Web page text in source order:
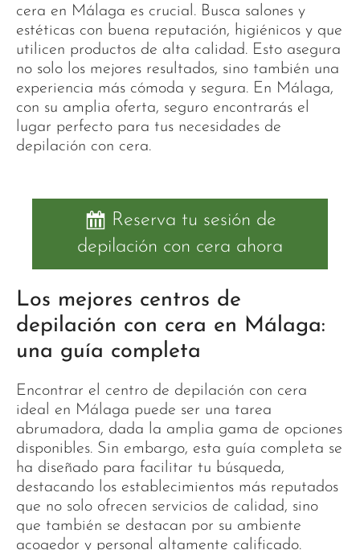
cera en Málaga es crucial. Busca salones y
estéticas con buena reputación, higiénicos y que
utilicen productos de alta calidad. Esto asegura
no solo los mejores resultados, sino también una
experiencia más cómoda y segura. En Málaga,
con su amplia oferta, seguro encontrarás el
lugar perfecto para tus necesidades de
depilación con cera.
Reserva tu sesión de
depilación con cera ahora
Los mejores centros de
depilación con cera en Málaga:
una guía completa
Encontrar el centro de depilación con cera
ideal en Málaga puede ser una tarea
abrumadora, dada la amplia gama de opciones
disponibles. Sin embargo, esta guía completa se
ha diseñado para facilitar tu búsqueda,
destacando los establecimientos más reputados
que no solo ofrecen servicios de calidad, sino
que también se destacan por su ambiente
acogedor y personal altamente calificado.